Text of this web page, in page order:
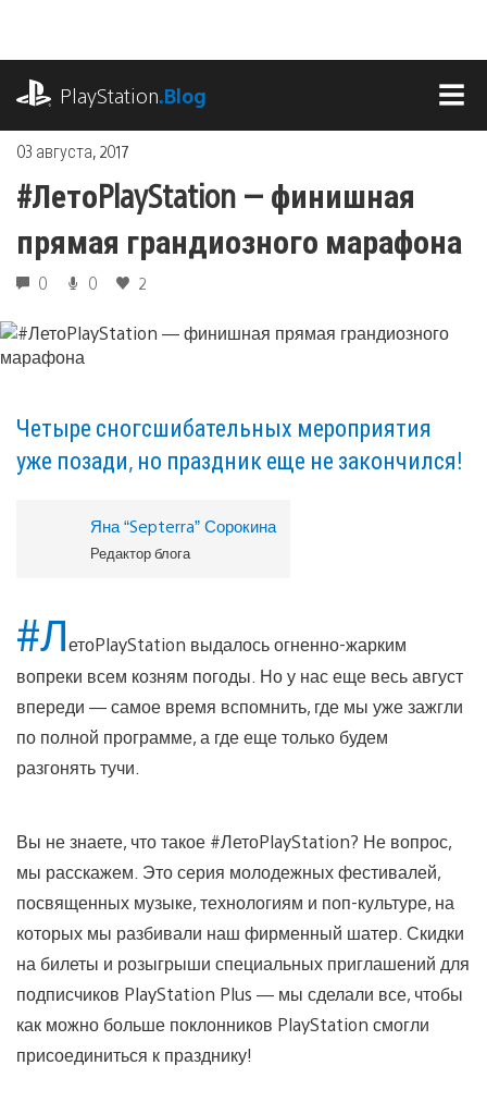
содержимому
PlayStation.Blog
03 августа, 2017
#ЛетоPlayStation — финишная
прямая грандиозного марафона
0 0 2
Четыре сногсшибательных мероприятия
уже позади, но праздник еще не закончился!
Яна “Septerra” Сорокина
Редактор блога
#ЛетоPlayStation выдалось огненно-жарким
вопреки всем козням погоды. Но у нас еще весь август
впереди — самое время вспомнить, где мы уже зажгли
по полной программе, а где еще только будем
разгонять тучи.
Вы не знаете, что такое #ЛетоPlayStation? Не вопрос,
мы расскажем. Это серия молодежных фестивалей,
посвященных музыке, технологиям и поп-культуре, на
которых мы разбивали наш фирменный шатер. Скидки
на билеты и розыгрыши специальных приглашений для
подписчиков PlayStation Plus — мы сделали все, чтобы
как можно больше поклонников PlayStation смогли
присоединиться к празднику!